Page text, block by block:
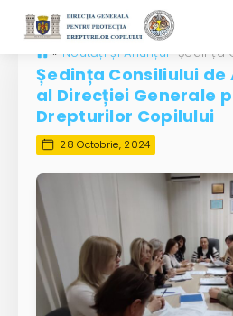
» Noutăți și Anunțuri
Ședința Consiliului
al Direcției Generale
Drepturilor Copilului
28 Octobrie, 2024